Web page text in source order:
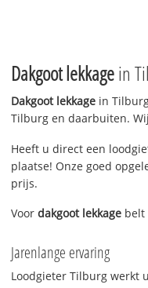
Dakgoot lekkagein
Dakgoot lekkage in
Tilburg en daarbuiten.
Heeft u direct een
plaatse! Onze goed
prijs.
Voordakgoot lekkage belt
Jarenlange ervaring
Loodgieter Tilburg werkt